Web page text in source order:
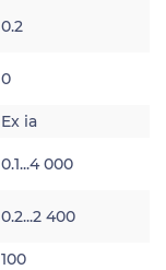
0.2
0
Ex ia
0.1...4 000
0.2...2 400
100